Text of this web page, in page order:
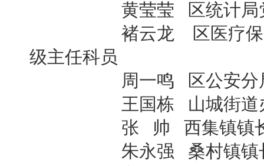
黄莹莹 区统计局党
褚云龙
区医疗
级主任科员
周一鸣 区公安分局
王国栋 山城街道办
张 帅 西集镇镇
朱永强 桑村镇镇